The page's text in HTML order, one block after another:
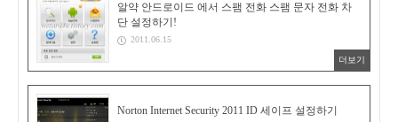
알약 안드로이드 에서 스팸 전화 스팸 문자 전화 차
단 설정하기!
2011.06.15
더보기
Norton Internet Security 2011 ID 세이프 설정하기